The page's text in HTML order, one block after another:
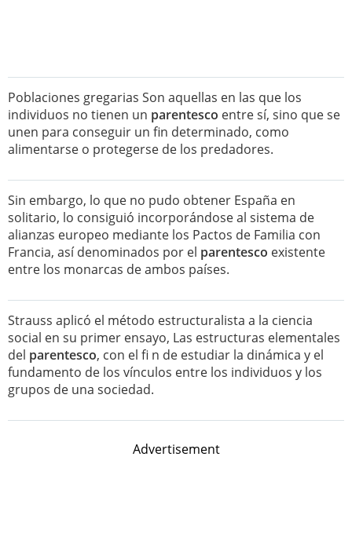
Poblaciones gregarias Son aquellas en las que los
individuos no tienen un parentesco entre sí, sino que se
unen para conseguir un fin determinado, como
alimentarse o protegerse de los predadores.
Sin embargo, lo que no pudo obtener España en
solitario, lo consiguió incorporándose al sistema de
alianzas europeo mediante los Pactos de Familia con
Francia, así denominados por el parentesco existente
entre los monarcas de ambos países.
Strauss aplicó el método estructuralista a la ciencia
social en su primer ensayo, Las estructuras elementales
del parentesco, con el fi n de estudiar la dinámica y el
fundamento de los vínculos entre los individuos y los
grupos de una sociedad.
Advertisement